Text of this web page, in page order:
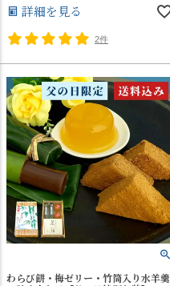
詳細を見る
2件
わらび餅・梅ゼリー・竹筒入り水羊羹